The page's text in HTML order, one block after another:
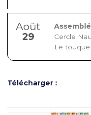
Août
29
Cercle
Le
Télécharger :